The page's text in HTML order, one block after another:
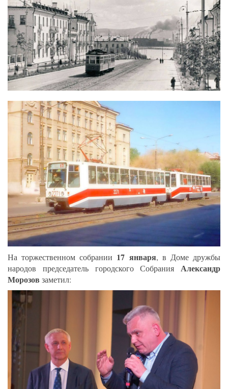
На торжественном собрании 17 января, в Доме дружбы
народов председатель городского Собрания Александр
Морозов заметил: